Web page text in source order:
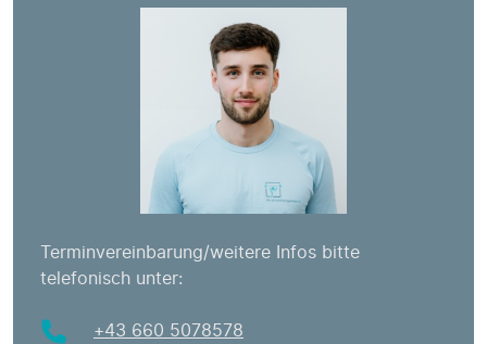
Terminvereinbarung/weitere Infos bitte
telefonisch unter:
+43 660 5078578